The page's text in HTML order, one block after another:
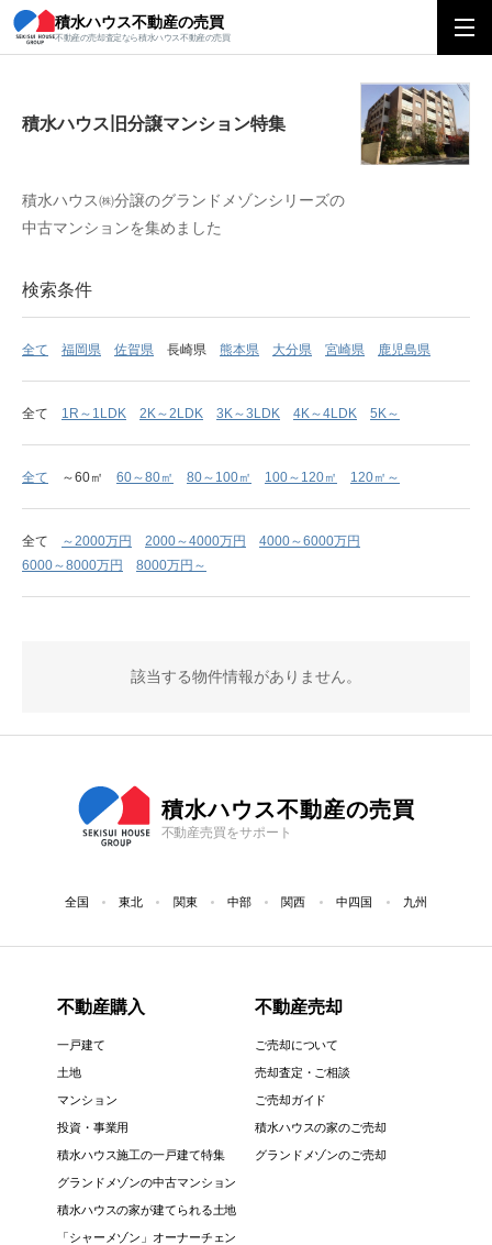
積水ハウス不動産の売買
不動産の売却査定なら積水ハウス不動産の売買
積水ハウス旧分譲マンション特集
積水ハウス旧分譲マンション特集
積水ハウス㈱分譲のグランドメゾンシリーズの
中古マンションを集めました
検索条件
全て 福岡県 佐賀県 長崎県 熊本県 大分県 宮崎県 鹿児島県
全て 1R～1LDK 2K～2LDK 3K～3LDK 4K～4LDK 5K～
全て ～60㎡ 60～80㎡ 80～100㎡ 100～120㎡ 120㎡～
全て ～2000万円 2000～4000万円
4000～6000万円
6000～8000万円
8000万円～
該当する物件情報がありません。
積水ハウス不動産の売買
不動産売買をサポート
全国 東北 関東 中部 関西 中四国 九州
不動産購入
一戸建て
土地
マンション
投資・事業用
積水ハウス施工の一戸建て特集
グランドメゾンの中古マンション
積水ハウスの家が建てられる土地
「シャーメゾン」オーナーチェン
不動産売却
ご売却について
売却査定・ご相談
ご売却ガイド
積水ハウスの家のご売却
グランドメゾンのご売却